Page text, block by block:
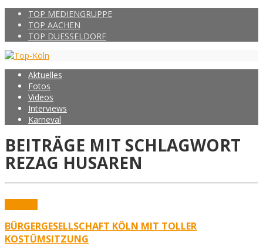
TOP MEDIENGRUPPE
TOP AACHEN
TOP DUESSELDORF
Aktuelles
Fotos
Videos
Interviews
Karneval
BEITRÄGE MIT SCHLAGWORT
REZAG HUSAREN
BÜRGERGESELLSCHAFT KÖLN MIT TOLLER
KOSTÜMSITZUNG